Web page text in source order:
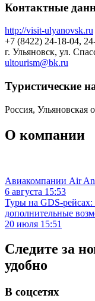
Контактные
http://visit-ulyanovsk.ru
+7 (8422) 24-18-04,
г. Ульяновск, ул.
ultourism@bk.ru
Туристическиe
Россия, Ульяновская
О компании
Авиакомпании Air
6 августа 15:53
Туры на GDS-рейсах:
дополнительные
20 июля 15:51
Следите за
удобно
В соцсетях